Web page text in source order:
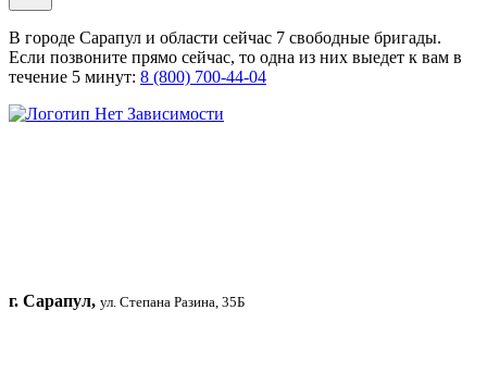
В городе Сарапул и области сейчас 7 свободные бригады.
Если позвоните прямо сейчас, то одна из них выедет к вам в
течение 5 минут: 8 (800) 700-44-04
г. Сарапул, ул. Степана Разина, 35Б